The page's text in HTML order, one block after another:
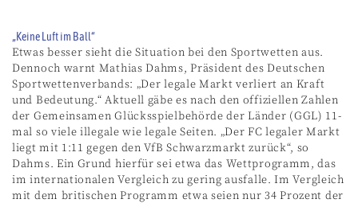
„Keine Luft im Ball“
Etwas besser sieht die Situation bei den Sportwetten aus.
Dennoch warnt Mathias Dahms, Präsident des Deutschen
Sportwettenverbands: „Der legale Markt verliert an Kraft
und Bedeutung.“ Aktuell gäbe es nach den offiziellen Zahlen
der Gemeinsamen Glücksspielbehörde der Länder (GGL) 11-
mal so viele illegale wie legale Seiten. „Der FC legaler Markt
liegt mit 1:11 gegen den VfB Schwarzmarkt zurück“, so
Dahms. Ein Grund hierfür sei etwa das Wettprogramm, das
im internationalen Vergleich zu gering ausfalle. Im Vergleich
mit dem britischen Programm etwa seien nur 34 Prozent der